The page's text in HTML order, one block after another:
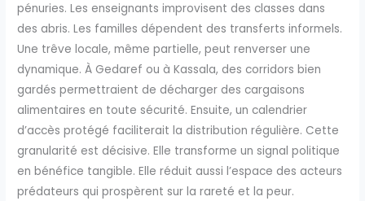
pénuries. Les enseignants improvisent des classes dans
des abris. Les familles dépendent des transferts informels.
Une trêve locale, même partielle, peut renverser une
dynamique. À Gedaref ou à Kassala, des corridors bien
gardés permettraient de décharger des cargaisons
alimentaires en toute sécurité. Ensuite, un calendrier
d’accès protégé faciliterait la distribution régulière. Cette
granularité est décisive. Elle transforme un signal politique
en bénéfice tangible. Elle réduit aussi l’espace des acteurs
prédateurs qui prospèrent sur la rareté et la peur.